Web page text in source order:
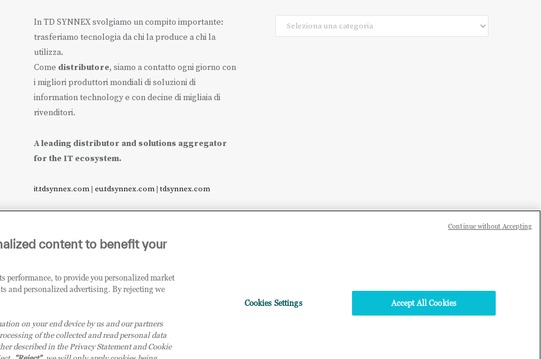
In TD SYNNEX svolgiamo un compito importante:
trasferiamo tecnologia da chi la produce a chi la
utilizza.
Come distributore, siamo a contatto ogni giorno con
i migliori produttori mondiali di soluzioni di
information technology e con decine di migliaia di
rivenditori.
A leading distributor and solutions aggregator
for the IT ecosystem.
it.tdsynnex.com| eu.tdsynnex.com|tdsynnex.com
Categorie
e TD SYNNEX logo sono marchi registrati di TD SYNNEX Corporation negli Stati Uniti e in
coordinamento della controllante TD SYNNEX Europe GmbH, con sede a Monaco (Germania).
content to benefit your
performance, to provide you personalized market
and personalized advertising. By rejecting we
on your end device by us and our partners
of the collected and read personal data
described in the Privacy Statement and Cookie
Cookies Settings Accept All Cookies
Continue without Accepting